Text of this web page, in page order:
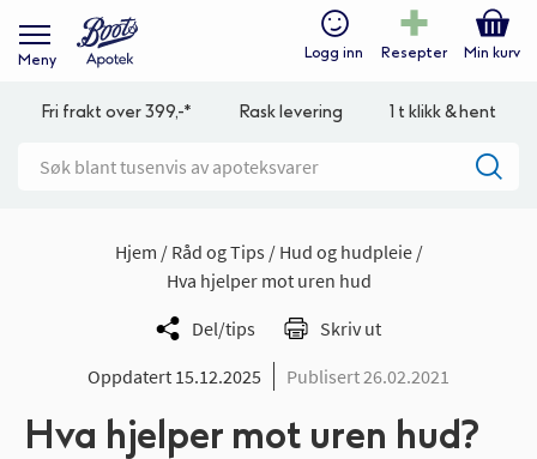
Meny Logg inn Resepter Min kurv
Fri frakt over 399,-* Rask levering 1 t klikk & hent
Hjem Råd og Tips
Hud og hudpleie
Hva hjelper mot uren hud
Del/tips
Skriv ut
Oppdatert 15.12.2025
Publisert 26.02.2021
Hva hjelper mot uren hud?